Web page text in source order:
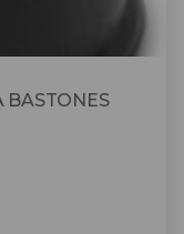
BASTONES